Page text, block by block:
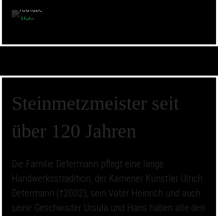
YouTube.
Mehr
immer
Steinmetzmeister seit
über 120 Jahren
Die Familie Determann pflegt eine lange
Handwerksstradition, der Kamener Künstler Ulrich
Determann (†2002), sein Vater Heinrich und auch
seine Geschwister Ursula und Hans haben alle den